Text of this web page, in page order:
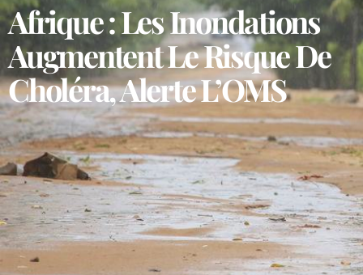
Afrique : Les Inondations
Augmentent Le Risque De
Choléra, Alerte L’OMS